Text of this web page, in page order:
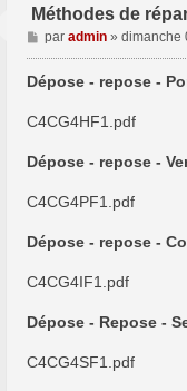
Méthodes de
M
e
s
a
e
par admin» dimanche
Dépose - repose -
C4CG4HF1.pdf
Dépose - repose -
C4CG4PF1.pdf
Dépose - repose -
C4CG4IF1.pdf
Dépose - Repose -
C4CG4SF1.pdf